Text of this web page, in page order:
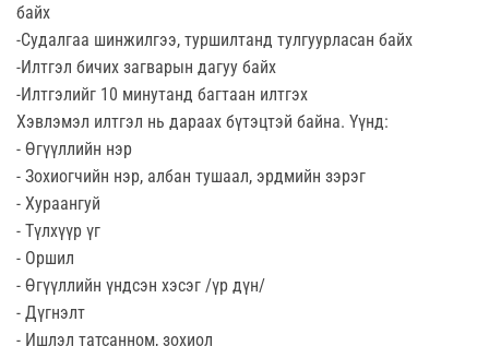
байх
-Судалгаа шинжилгээ, туршилтанд тулгуурласан байх
-Илтгэл бичих загварын дагуу байх
-Илтгэлийг 10 минутанд багтаан илтгэх
Хэвлэмэл илтгэл нь дараах бүтэцтэй байна. Үүнд:
- Өгүүллийн нэр
- Зохиогчийн нэр, албан тушаал, эрдмийн зэрэг
- Хураангуй
- Түлхүүр үг
- Оршил
- Өгүүллийн үндсэн хэсэг /үр дүн/
- Дүгнэлт
- Ишлэл татсанном, зохиол